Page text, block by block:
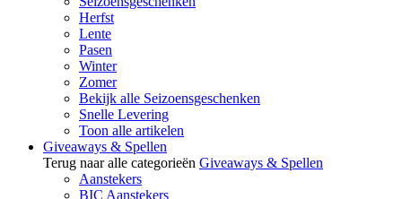
Herfst
Lente
Pasen
Winter
Zomer
Bekijk alle Seizoensgeschenken
Snelle Levering
Toon alle artikelen
Giveaways & Spellen
Terug naar alle categorieën Giveaways & Spellen
Aanstekers
BIC Aanstekers